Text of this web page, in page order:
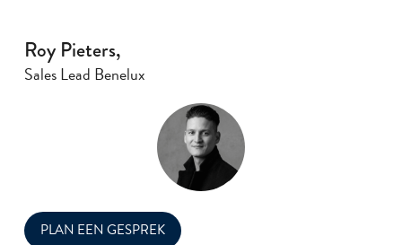
Roy Pieters,
Sales Lead Benelux
PLAN EEN GESPREK